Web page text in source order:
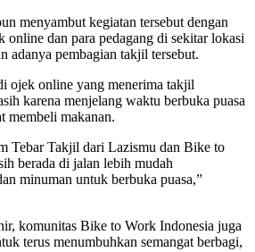
menyambut kegiatan tersebut dengan
online dan para pedagang di sekitar lokasi
adanya pembagian takjil tersebut.
ojek online yang menerima takjil
karena menjelang waktu berbuka puasa
membeli makanan.
Tebar Takjil dari Lazismu dan Bike to
berada di jalan lebih mudah
minuman untuk berbuka puasa,”
komunitas Bike to Work Indonesia juga
terus menumbuhkan semangat berbagi,